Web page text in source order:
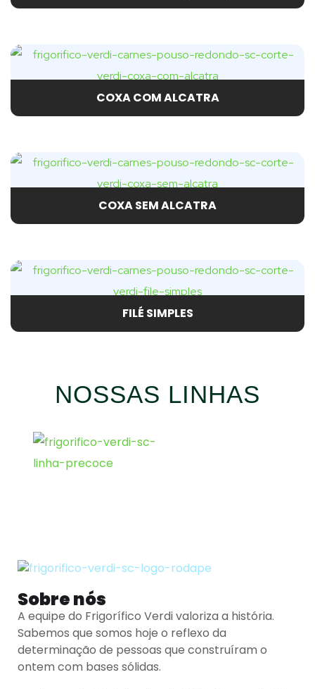
COXA COM ALCATRA
COXA SEM ALCATRA
FILÉ SIMPLES
NOSSAS LINHAS
Sobre nós
A equipe do Frigorífico Verdi valoriza a história.
Sabemos que somos hoje o reflexo da
determinação de pessoas que construíram o
ontem com bases sólidas.